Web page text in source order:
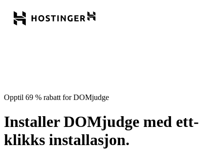
Opptil 69 % rabatt for DOMjudge
Installer DOMjudge med ett-
klikks installasjon.